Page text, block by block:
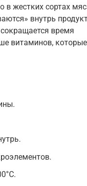
в жестких сортах
внутрь
время
витаминов,